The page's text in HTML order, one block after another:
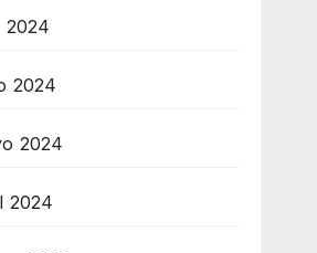
2024
2024
2024
2024